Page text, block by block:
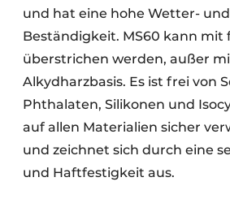
und hat eine hohe Wetter-
Beständigkeit. MS60 kann mit
überstrichen werden, außer
Alkydharzbasis. Es ist frei von
Phthalaten, Silikonen und
auf allen Materialien sicher
und zeichnet sich durch eine
und Haftfestigkeit aus.